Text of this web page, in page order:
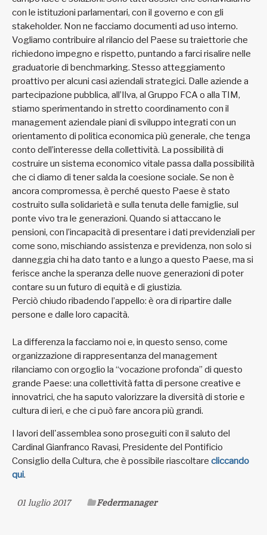
con le istituzioni parlamentari, con il governo e con gli
stakeholder. Non ne facciamo documenti ad uso interno.
Vogliamo contribuire al rilancio del Paese su traiettorie che
richiedono impegno e rispetto, puntando a farci risalire nelle
graduatorie di benchmarking. Stesso atteggiamento
proattivo per alcuni casi aziendali strategici. Dalle aziende a
partecipazione pubblica, all’Ilva, al Gruppo FCA o alla TIM,
stiamo sperimentando in stretto coordinamento con il
management aziendale piani di sviluppo integrati con un
orientamento di politica economica più generale, che tenga
conto dell’interesse della collettività. La possibilità di
costruire un sistema economico vitale passa dalla possibilità
che ci diamo di tener salda la coesione sociale. Se non è
ancora compromessa, è perché questo Paese è stato
costruito sulla solidarietà e sulla tenuta delle famiglie, sul
ponte vivo tra le generazioni. Quando si attaccano le
pensioni, con l’incapacità di presentare i dati previdenziali per
come sono, mischiando assistenza e previdenza, non solo si
danneggia chi ha dato tanto e a lungo a questo Paese, ma si
ferisce anche la speranza delle nuove generazioni di poter
contare su un futuro di equità e di giustizia.
Perciò chiudo ribadendo l’appello: è ora di ripartire dalle
persone e dalle loro capacità.
La differenza la facciamo noi e, in questo senso, come
organizzazione di rappresentanza del management
rilanciamo con orgoglio la “vocazione profonda” di questo
grande Paese: una collettività fatta di persone creative e
innovatrici, che ha saputo valorizzare la diversità di storie e
cultura di ieri, e che ci può fare ancora più grandi.
I lavori dell'assemblea sono proseguiti con il saluto del
Cardinal Gianfranco Ravasi, Presidente del Pontificio
Consiglio della Cultura, che è possibile riascoltare cliccando
qui.
01 luglio 2017 Federmanager